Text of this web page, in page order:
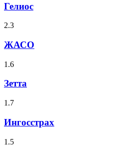
Гелиос
2.3
ЖАСО
1.6
Зетта
1.7
Ингосстрах
1.5